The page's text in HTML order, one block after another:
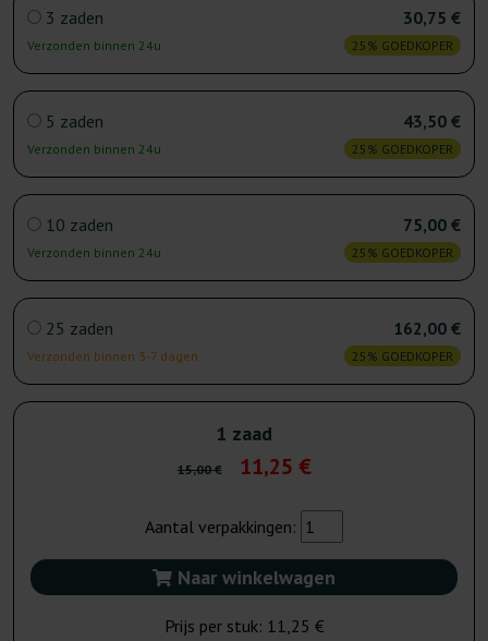
3 zaden
Verzonden binnen 24u
30,75 €
25% GOEDKOPER
5 zaden
Verzonden binnen 24u
43,50 €
25% GOEDKOPER
10 zaden
Verzonden binnen 24u
75,00 €
25% GOEDKOPER
25 zaden
Verzonden binnen 3-7 dagen
162,00 €
25% GOEDKOPER
1 zaad
15,00 € 11,25 €
Aantal verpakkingen:
Naar winkelwagen
Prijs per stuk: 11,25 €